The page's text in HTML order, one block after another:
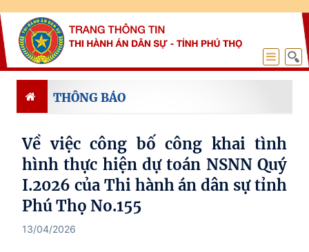
THÔNG BÁO
Về việc công bố công khai tình
hình thực hiện dự toán NSNN Quý
I.2026 của Thi hành án dân sự tỉnh
Phú Thọ No.155
13/04/2026